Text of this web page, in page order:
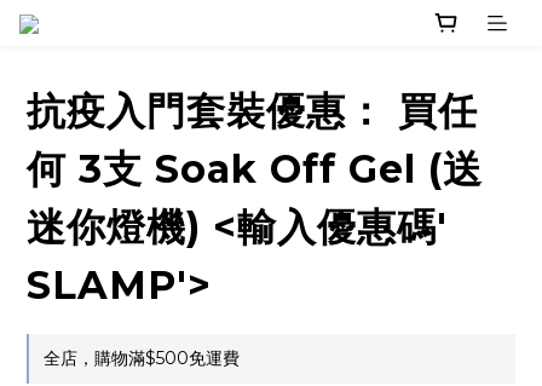
抗疫入門套裝優惠： 買任
何 3支 Soak Off Gel (送
迷你燈機) <輸入優惠碼'
SLAMP'>
全店，購物滿$500免運費